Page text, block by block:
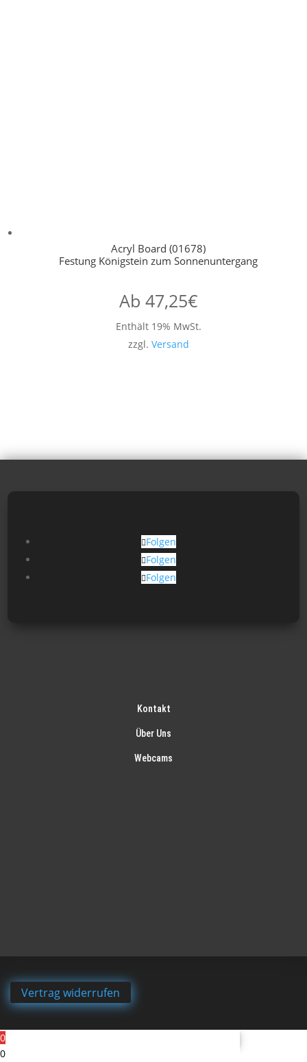
Acryl Board (01678)
Festung Königstein zum Sonnenuntergang
Ab 47,25€
Enthält 19% MwSt.
zzgl. Versand
Folgen
Folgen
Folgen
Kontakt
Über Uns
Webcams
Vertrag widerrufen
0
0